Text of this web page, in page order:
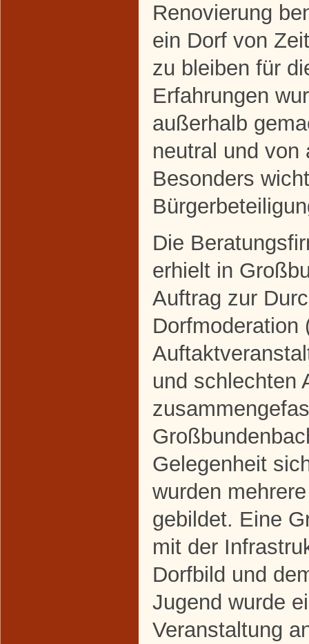
Renovierung
ein Dorf von
zu bleiben für
Erfahrungen
außerhalb
neutral und von
Besonders
Die
erhielt in
Auftrag zur
Dorfmoderation
und schlechten
Gelegenheit
wurden
gebildet. Eine
mit der
Dorfbild und
Jugend wurde
Veranstaltung